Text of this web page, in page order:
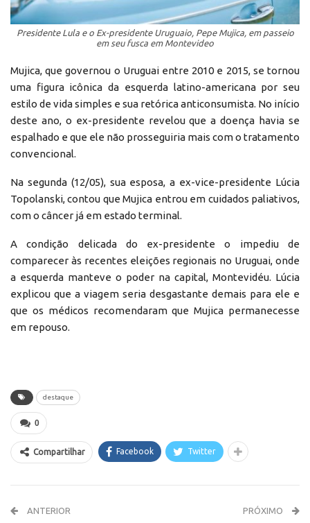
Presidente Lula e o Ex-presidente Uruguaio, Pepe Mujica, em passeio
em seu fusca em Montevideo
Mujica, que governou o Uruguai entre 2010 e 2015, se tornou
uma figura icônica da esquerda latino-americana por seu
estilo de vida simples e sua retórica anticonsumista. No início
deste ano, o ex-presidente revelou que a doença havia se
espalhado e que ele não prosseguiria mais com o tratamento
convencional.
Na segunda (12/05), sua esposa, a ex-vice-presidente Lúcia
Topolanski, contou que Mujica entrou em cuidados paliativos,
com o câncer já em estado terminal.
A condição delicada do ex-presidente o impediu de
comparecer às recentes eleições regionais no Uruguai, onde
a esquerda manteve o poder na capital, Montevidéu. Lúcia
explicou que a viagem seria desgastante demais para ele e
que os médicos recomendaram que Mujica permanecesse
em repouso.
destaque
0
Compartilhar Facebook Twitter
ANTERIOR PRÓXIMO